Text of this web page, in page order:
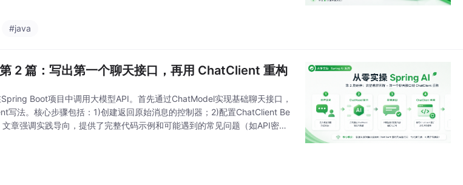
#java
2 篇：写出第一个聊天接口，再用 ChatClient 重构
Boot项目中调用大模型API。首先通过ChatModel实现基础聊天接口，
写法。核心步骤包括：1)创建返回原始消息的控制器；2)配置ChatClient Be
章强调实践导向，提供了完整代码示例和可能遇到的常见问题（如API密